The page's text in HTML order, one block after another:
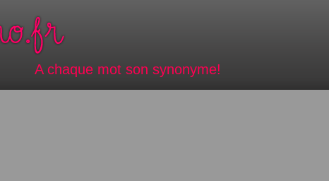
A chaque mot son synonyme!